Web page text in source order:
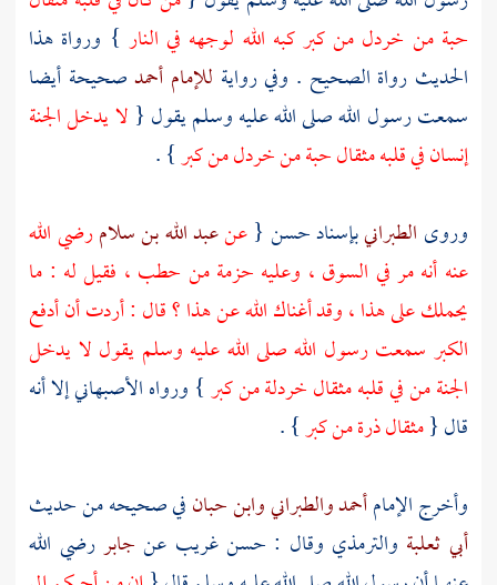
حبة من خردل من كبر كبه الله لوجهه في النار } ورواة هذا
الحديث رواة الصحيح . وفي رواية للإمام أحمدصحيحة أيضا
سمعت رسول الله صلى الله عليه وسلم يقول { لا يدخل الجنة
إنسان في قلبه مثقال حبة من خردل من كبر} .
وروى الطبرانيبإسناد حسن {عنعبد الله بن سلامرضي الله
عنه أنه مر في السوق ، وعليه حزمة من حطب ، فقيل له : ما
يحملك على هذا ، وقد أغناك الله عن هذا ؟ قال : أردت أن أدفع
الكبر سمعت رسول الله صلى الله عليه وسلم يقول لا يدخل
الجنة من في قلبه مثقال خردلة من كبر} ورواهالأصبهانيإلا أنه
قال {مثقال ذرة من كبر} .
وأخرج الإمامأحمدوالطبرانيوابن حبانفي صحيحه من حديث
أبي ثعلبة والترمذي وقال : حسن غريب عن جابررضي الله